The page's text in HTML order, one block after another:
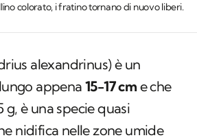
colorato, i fratino tornano di nuovo liberi.
alexandrinus) è un
appena 15-17 cm e che
è una specie quasi
nidifica nelle zone umide